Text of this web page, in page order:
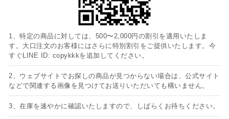
1、特定の商品に対しては、500〜2,000円の割引を適用いたしま
す。大口注文のお客様にはさらに特別割引をご提供いたします。今
すぐLINE ID: copykkkを追加してください。
2、ウェブサイトでお探しの商品が見つからない場合は、公式サイト
などで関連する画像を見つけてお送りいただいても構いません。
3、在庫を速やかに確認いたしますので、しばらくお待ちください。